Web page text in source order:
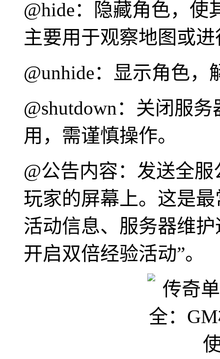
@hide：隐藏角色，
主要用于观察地图或
@unhide：显示角色，
@shutdown：关闭服
用，需谨慎操作。
@公告内容：发送全
玩家的屏幕上。这是
活动信息、服务器维
开启双倍经验活动”。